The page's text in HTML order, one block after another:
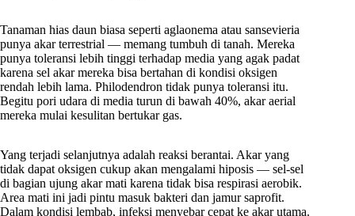
Tanaman hias daun biasa seperti aglaonema atau sansevieria
punya akar terrestrial — memang tumbuh di tanah. Mereka
punya toleransi lebih tinggi terhadap media yang agak padat
karena sel akar mereka bisa bertahan di kondisi oksigen
rendah lebih lama. Philodendron tidak punya toleransi itu.
Begitu pori udara di media turun di bawah 40%, akar aerial
mereka mulai kesulitan bertukar gas.
Yang terjadi selanjutnya adalah reaksi berantai. Akar yang
tidak dapat oksigen cukup akan mengalami hiposis — sel-sel
di bagian ujung akar mati karena tidak bisa respirasi aerobik.
Area mati ini jadi pintu masuk bakteri dan jamur saprofit.
Dalam kondisi lembab, infeksi menyebar cepat ke akar utama.